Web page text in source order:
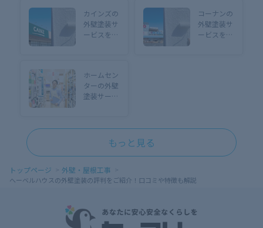
く解説
カインズの
外壁塗装サ
ービスをご
コーナンの
外壁塗装サ
ービスをご
ホームセン
ターの外壁
塗装サービ
ット・デメ
もっと見る
トップページ 外壁・屋根工事
へーベルハウスの外壁塗装の評判をご紹介！口コミや特徴も解説